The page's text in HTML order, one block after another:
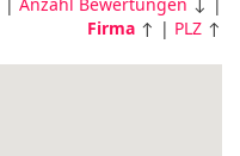
Firma ↑ | PLZ ↑